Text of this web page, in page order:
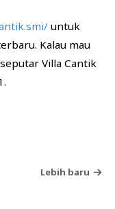
untuk
Kalau mau
Villa Cantik
Lebih baru